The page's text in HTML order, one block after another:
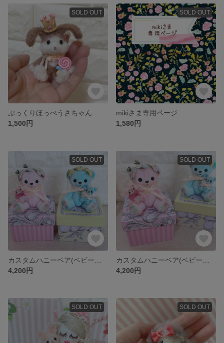
SOLD OUT
ぷっくりほっぺうさちゃん
1,500円
SOLD OUT
mikiさま専用ページ
1,580円
SOLD OUT
4,200円
SOLD OUT
4,200円
SOLD OUT SOLD OUT